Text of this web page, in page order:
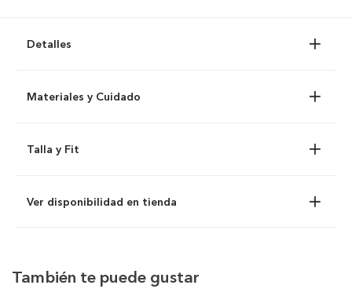
Detalles
Materiales y Cuidado
Talla y Fit
Ver disponibilidad en tienda
También te puede gustar